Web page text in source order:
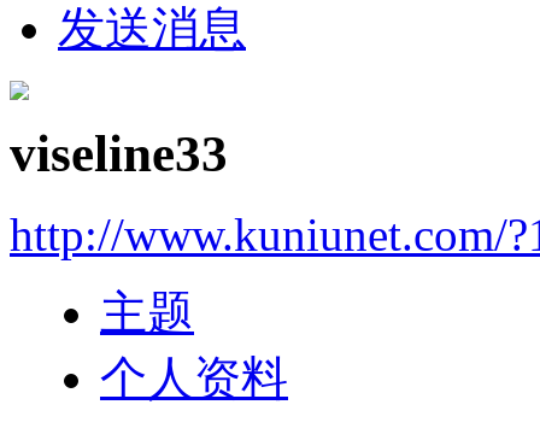
发送消息
viseline33
http://www.kuniunet.com/
主题
个人资料